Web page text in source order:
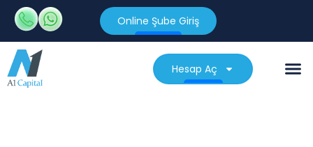
Online Şube Giriş
Hesap Aç